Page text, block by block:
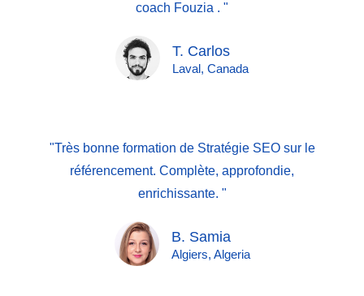
coach Fouzia . "
T. Carlos
Laval, Canada
"Très bonne formation de Stratégie SEO sur le
référencement. Complète, approfondie,
enrichissante. "
B. Samia
Algiers, Algeria